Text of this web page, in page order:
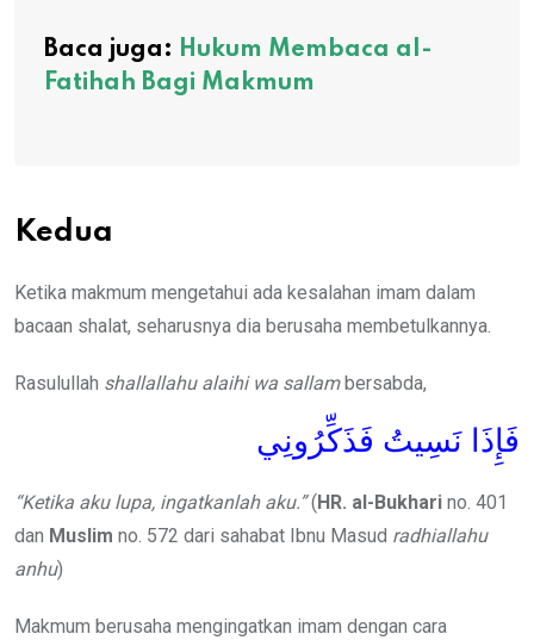
Baca juga: Hukum Membaca al-
Fatihah Bagi Makmum
Kedua
Ketika makmum mengetahui ada kesalahan imam dalam
bacaan shalat, seharusnya dia berusaha membetulkannya.
Rasulullah shallallahu alaihi wa sallambersabda,
فَإِذَا نَسِيتُ فَذَكِّرُونِي
“Ketika aku lupa, ingatkanlah aku.”(HR. al-Bukhari no. 401
dan Muslim no. 572 dari sahabat Ibnu Masud radhiallahu
anhu)
Makmum berusaha mengingatkan imam dengan cara